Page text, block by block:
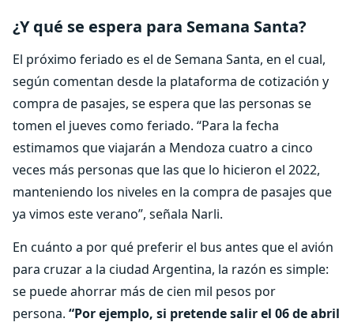
¿Y qué se espera para Semana Santa?
El próximo feriado es el de Semana Santa, en el cual,
según comentan desde la plataforma de cotización y
compra de pasajes, se espera que las personas se
tomen el jueves como feriado. “Para la fecha
estimamos que viajarán a Mendoza cuatro a cinco
veces más personas que las que lo hicieron el 2022,
manteniendo los niveles en la compra de pasajes que
ya vimos este verano”, señala Narli.
En cuánto a por qué preferir el bus antes que el avión
para cruzar a la ciudad Argentina, la razón es simple:
se puede ahorrar más de cien mil pesos por
persona. “Por ejemplo, si pretende salir el 06 de abril